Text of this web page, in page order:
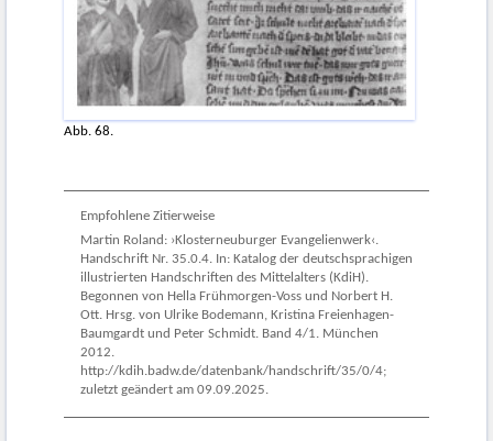
Abb. 68.
Empfohlene Zitierweise
Martin Roland: ›Klosterneuburger Evangelienwerk‹.
Handschrift Nr. 35.0.4. In: Katalog der deutschsprachigen
illustrierten Handschriften des Mittelalters (KdiH).
Begonnen von Hella Frühmorgen-Voss und Norbert H.
Ott. Hrsg. von Ulrike Bodemann, Kristina Freienhagen-
Baumgardt und Peter Schmidt. Band 4/1. München
2012.
http://kdih.badw.de/datenbank/handschrift/35/0/4;
zuletzt geändert am 09.09.2025.